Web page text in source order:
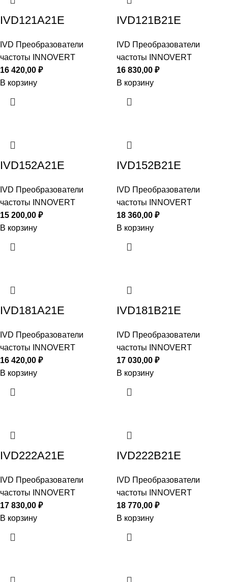
IVD121A21E
IVD Преобразователи
частоты INNOVERT
16 420,00 ₽
В корзину
IVD121B21E
IVD Преобразователи
частоты INNOVERT
16 830,00 ₽
В корзину
IVD152A21E
IVD Преобразователи
частоты INNOVERT
15 200,00 ₽
В корзину
IVD152B21E
IVD Преобразователи
частоты INNOVERT
18 360,00 ₽
В корзину
IVD181A21E
IVD Преобразователи
частоты INNOVERT
16 420,00 ₽
В корзину
IVD181B21E
IVD Преобразователи
частоты INNOVERT
17 030,00 ₽
В корзину
IVD222A21E
IVD Преобразователи
частоты INNOVERT
17 830,00 ₽
В корзину
IVD222B21E
IVD Преобразователи
частоты INNOVERT
18 770,00 ₽
В корзину